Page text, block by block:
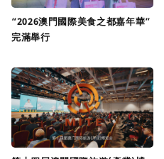
“2026澳門國際美食之都嘉年華”
完滿舉行